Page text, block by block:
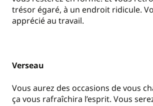
trésor égaré, à un endroit ridicule.
apprécié au travail.
Verseau
Vous aurez des occasions de vous
ça vous rafraîchira l’esprit. Vous